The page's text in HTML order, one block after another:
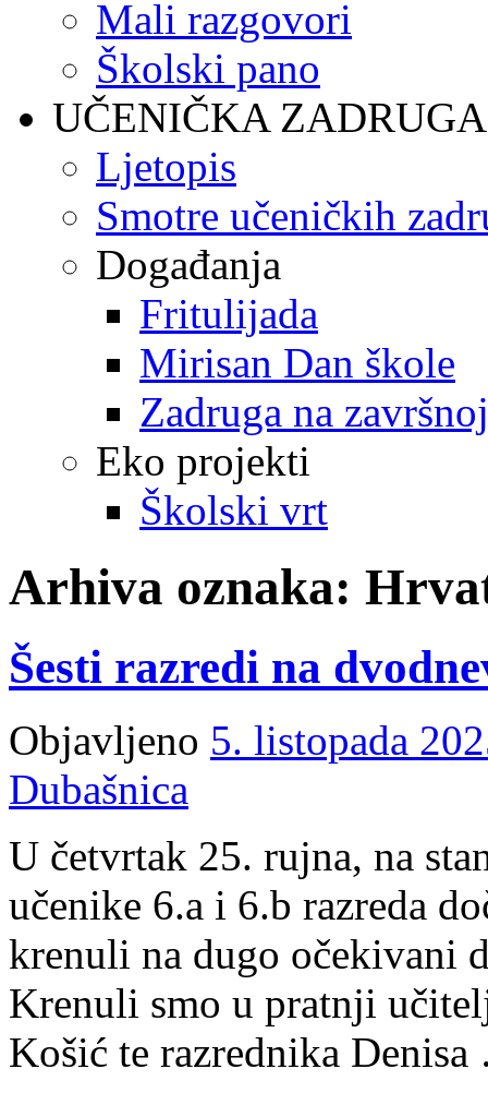
Mali razgovori
Školski pano
UČENIČKA ZADRUGA
Ljetopis
Smotre učeničkih
Događanja
Fritulijada
Mirisan Dan škole
Zadruga na
Eko projekti
Školski vrt
Arhiva oznaka:
Šesti razredi na
Objavljeno 5. listopada
Dubašnica
U četvrtak 25. rujna, na
učenike 6.a i 6.b razreda
krenuli na dugo očekivani
Krenuli smo u pratnji
Košić te razrednika